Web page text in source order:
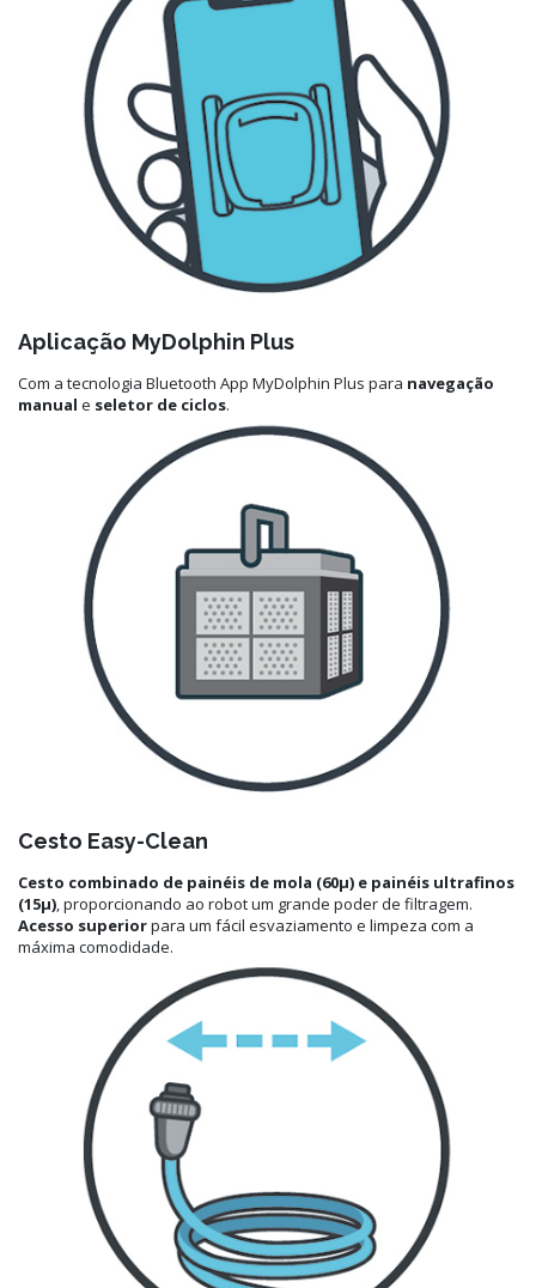
Aplicação MyDolphin Plus
Com a tecnologia Bluetooth App MyDolphin Plus para navegação
manual e seletor de ciclos.
Cesto Easy-Clean
Cesto combinado de painéis de mola (60μ) e painéis ultrafinos
(15μ), proporcionando ao robot um grande poder de filtragem.
Acesso superiorpara um fácil esvaziamento e limpeza com a
máxima comodidade.